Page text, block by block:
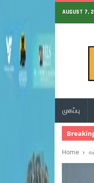
AUGUST 7,
முகப்பு
Home